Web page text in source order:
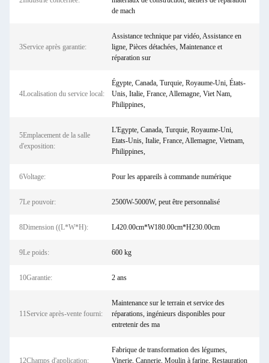
de mach
3Service après garantie:
Assistance technique par vidéo, Assistance en
ligne, Pièces détachées, Maintenance et
réparation sur
4Localisation du service local:
Égypte, Canada, Turquie, Royaume-Uni, États-
Unis, Italie, France, Allemagne, Viet Nam,
Philippines,
5Emplacement de la salle
d'exposition:
L'Egypte, Canada, Turquie, Royaume-Uni,
Etats-Unis, Italie, France, Allemagne, Vietnam,
Philippines,
6Voltage: Pour les appareils à commande numérique
7Le pouvoir: 2500W-5000W, peut être personnalisé
8Dimension ((L*W*H): L420.00cm*W180.00cm*H230.00cm
9Le poids: 600 kg
10Garantie: 2 ans
11Service après-vente fourni:
Maintenance sur le terrain et service des
réparations, ingénieurs disponibles pour
entretenir des ma
12Champs d'application:
Fabrique de transformation des légumes,
Vinerie, Cannerie, Moulin à farine, Restauration